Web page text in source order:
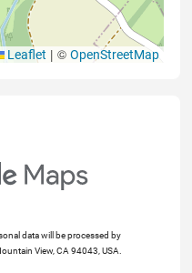
Leaflet | © OpenStreetMap
data will be processed by
View, CA 94043, USA.